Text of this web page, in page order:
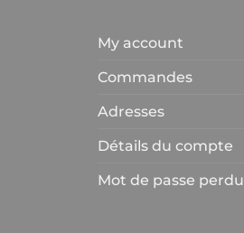
My account
Commandes
Adresses
Détails du compte
Mot de passe perdu